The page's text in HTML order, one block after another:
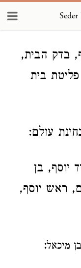
בדק הבית,
בית
עולם:
יוסף, בן
ראש יוסף,
מיכאל: